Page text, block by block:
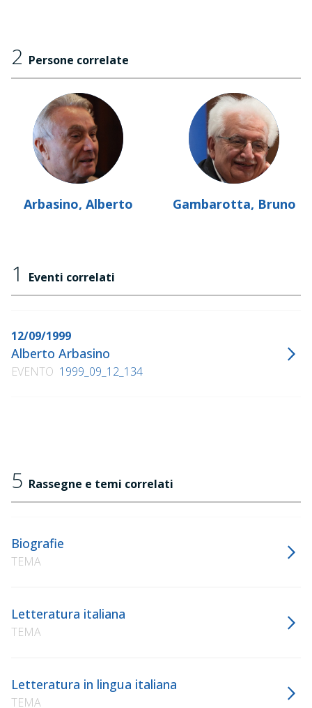
2 Persone correlate
Arbasino, Alberto Gambarotta, Bruno
1 Eventi correlati
12/09/1999
Alberto Arbasino
EVENTO 1999_09_12_134
5 Rassegne e temi correlati
Biografie
TEMA
Letteratura italiana
TEMA
Letteratura in lingua italiana
TEMA